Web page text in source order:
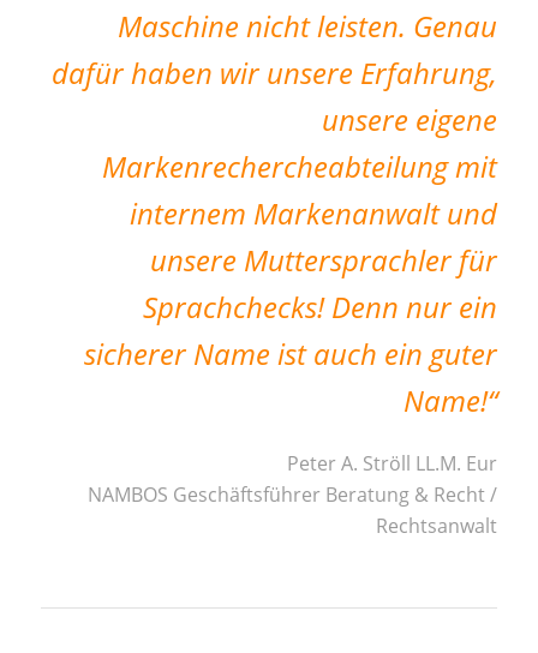
Maschine nicht leisten. Genau
dafür haben wir unsere Erfahrung,
unsere eigene
Markenrechercheabteilung mit
internem Markenanwalt und
unsere Muttersprachler für
Sprachchecks! Denn nur ein
sicherer Name ist auch ein guter
Name!“
Peter A. Ströll LL.M. Eur
NAMBOS Geschäftsführer Beratung & Recht /
Rechtsanwalt